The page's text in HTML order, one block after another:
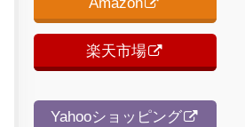
楽天市場
Yahooショッピング